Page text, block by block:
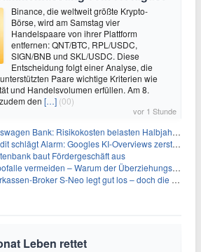
Binance, die weltweit größte Krypto-
Börse, wird am Samstag vier
Handelspaare von ihrer Plattform
entfernen: QNT/BTC, RPL/USDC,
SIGN/BNB und SKL/USDC. Diese
Entscheidung folgt einer Analyse, die
Paare wichtige Kriterien wie
und Handelsvolumen erfüllen. Am 8.
den […] (00)
vor 1 Stunde
Bank: Risikokosten belasten Halbjahresergebnis
Alarm: Googles KI-Overviews zerstören das Traffic-Geschäftsmodell
baut Fördergeschäft aus
vermeiden – Warum der Überziehungskredit teurer ist als gedacht
Broker S-Neo legt gut los – doch die Schwachstellen bleiben
Leben rettet